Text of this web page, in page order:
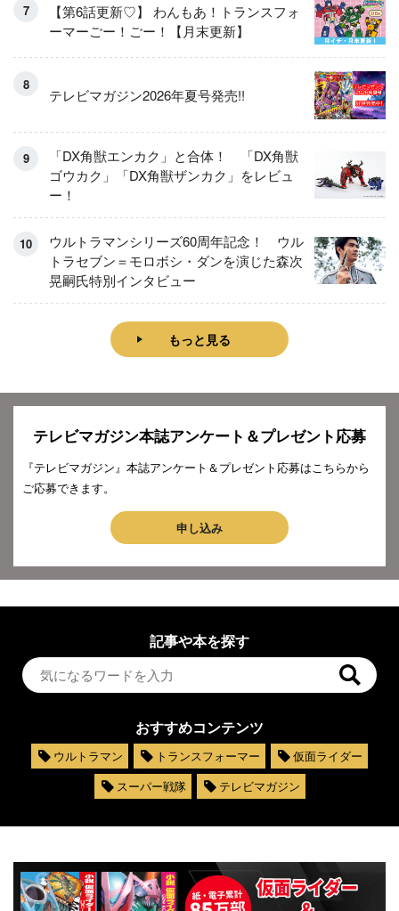
【第6話更新♡】 わんもあ！トランスフォ
ーマーごー！ごー！【月末更新】
テレビマガジン2026年夏号発売!!
「DX角獣エンカク」と合体！ 「DX角獣
ゴウカク」「DX角獣ザンカク」をレビュ
ー！
ウルトラマンシリーズ60周年記念！ ウル
トラセブン＝モロボシ・ダンを演じた森次
晃嗣氏特別インタビュー
もっと見る
テレビマガジン本誌アンケート＆プレゼント応募
『テレビマガジン』本誌アンケート＆プレゼント応募はこちらから
ご応募できます。
申し込み
記事や本を探す
おすすめコンテンツ
ウルトラマン トランスフォーマー
仮面ライダー
スーパー戦隊
テレビマガジン